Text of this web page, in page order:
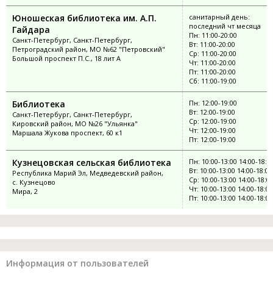
Юношеская библиотека им. А.П.
Гайдара
Санкт-Петербург, Санкт-Петербург,
Петроградский район, МО №62 "Петровский"
Большой проспект П.С., 18 лит А
санитарный день:
последний чт месяца
Пн: 11:00-20:00
Вт: 11:00-20:00
Ср: 11:00-20:00
Чт: 11:00-20:00
Пт: 11:00-20:00
Сб: 11:00-19:00
Библиотека
Санкт-Петербург, Санкт-Петербург,
Кировский район, МО №26 "Ульянка"
Маршала Жукова проспект, 60 к1
Пн: 12:00-19:00
Вт: 12:00-19:00
Ср: 12:00-19:00
Чт: 12:00-19:00
Пт: 12:00-19:00
Кузнецовская сельская библиотека
Республика Марий Эл, Медведевский район,
с. Кузнецово
Мира, 2
Пн: 10:00-13:00 14:00-
Вт: 10:00-13:00 14:00-18:00
Ср: 10:00-13:00 14:00-18:00
Чт: 10:00-13:00 14:00-18:00
Пт: 10:00-13:00 14:00-18:00
Информация от пользователей